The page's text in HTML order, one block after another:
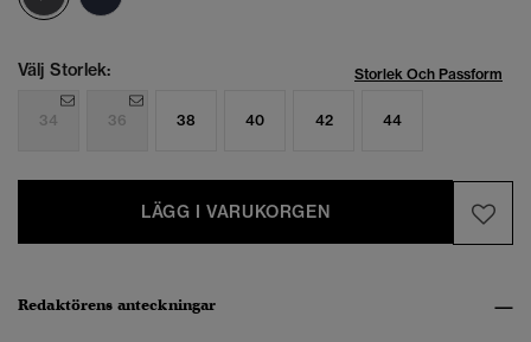
Välj Storlek: Storlek Och Passform
34 36 38 40 42 44
LÄGG I VARUKORGEN
Redaktörens anteckningar